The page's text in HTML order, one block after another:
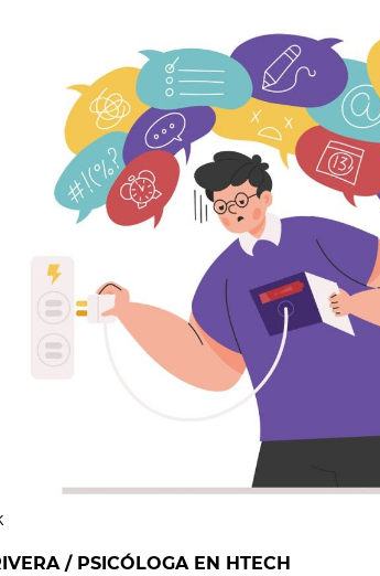
/ PSICÓLOGA EN HTECH